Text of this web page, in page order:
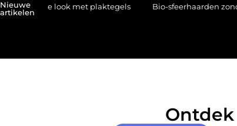
Nieuwe
artikelen
look met plaktegels Bio-sfeerhaarden zonder